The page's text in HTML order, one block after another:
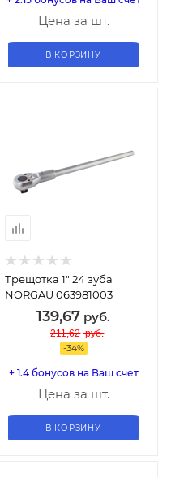
Цена за шт.
В КОРЗИНУ
Трещотка 1" 24 зуба
NORGAU 063981003
139,67 руб.
211,62 руб.
-34%
+ 1.4 бонусов на Ваш счет
Цена за шт.
В КОРЗИНУ